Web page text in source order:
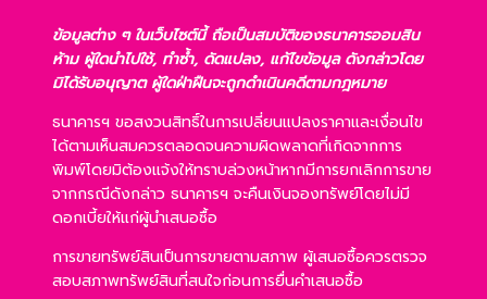
ข้อมูลต่าง ๆ ในเว็บไซต์นี้ ถือเป็นสมบัติของธนาคารออมสิน
ห้าม ผู้ใดนำไปใช้, ทำซ้ำ, ดัดแปลง, แก้ไขข้อมูล ดังกล่าวโดย
มิได้รับอนุญาต ผู้ใดฝ่าฝืนจะถูกดำเนินคดีตามกฎหมาย
ธนาคารฯ ขอสงวนสิทธิ์ในการเปลี่ยนแปลงราคาและเงื่อนไข
ได้ตามเห็นสมควรตลอดจนความผิดพลาดที่เกิดจากการ
พิมพ์โดยมิต้องแจ้งให้ทราบล่วงหน้าหากมีการยกเลิกการขาย
จากกรณีดังกล่าว ธนาคารฯ จะคืนเงินจองทรัพย์โดยไม่มี
ดอกเบี้ยให้แก่ผู้นำเสนอซื้อ
การขายทรัพย์สินเป็นการขายตามสภาพ ผู้เสนอซื้อควรตรวจ
สอบสภาพทรัพย์สินที่สนใจก่อนการยื่นคำเสนอซื้อ